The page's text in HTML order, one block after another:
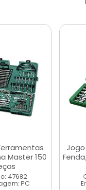
Master 150
47682
PC